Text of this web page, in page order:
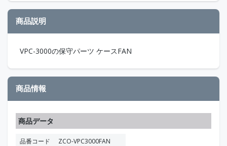
商品説明
VPC-3000の保守パーツ ケースFAN
商品情報
商品データ
品番コード
ZCO-VPC3000FAN